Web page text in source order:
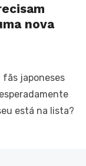
nova
fãs japoneses
está na lista?